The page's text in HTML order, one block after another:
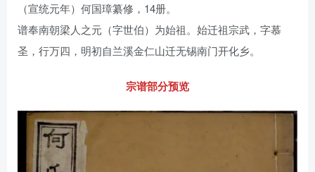
（宣统元年）何国璋纂修，14册。
谱奉南朝梁人之元（字世伯）为始祖。始迁祖宗武，字慕
圣，行万四，明初自兰溪金仁山迁无锡南门开化乡。
宗谱部分预览